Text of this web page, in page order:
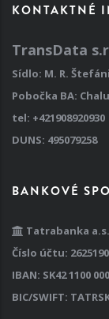
KONTAKTNÉ
TransData
Sídlo: M. R.
Pobočka BA:
tel: +421908920930
DUNS: 495079258
BANKOVÉ
Tatrabanka a.s.
Číslo účtu:
IBAN: SK42 1100
BIC/SWIFT: